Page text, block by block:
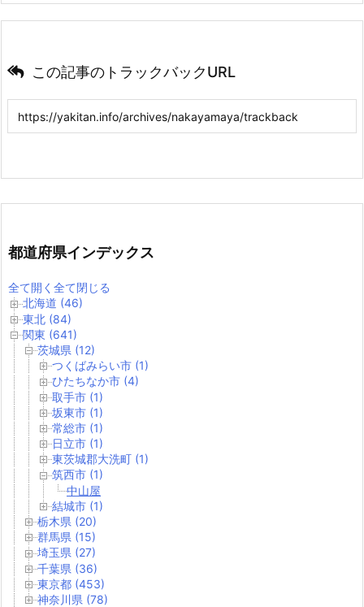
この記事のトラックバックURL
都道府県インデックス
全て開く 全て閉じる
北海道 (46)
東北 (84)
関東 (641)
茨城県 (12)
つくばみらい市 (1)
ひたちなか市 (4)
取手市 (1)
坂東市 (1)
常総市 (1)
日立市 (1)
東茨城郡大洗町 (1)
筑西市 (1)
中山屋
結城市 (1)
栃木県 (20)
群馬県 (15)
埼玉県 (27)
千葉県 (36)
東京都 (453)
神奈川県 (78)